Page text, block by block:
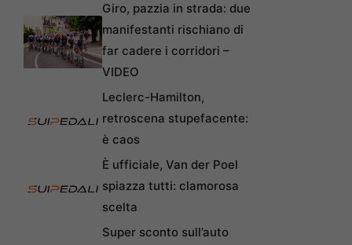
Giro, pazzia in strada: due
manifestanti rischiano di
far cadere i corridori –
VIDEO
Leclerc-Hamilton,
retroscena stupefacente:
è caos
È ufficiale, Van der Poel
spiazza tutti: clamorosa
scelta
Super sconto sull’auto